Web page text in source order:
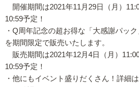
開催期間は2021年11月29日（月）
10:59予定！
・Q周年記念の超お得な「大感謝パック
を期間限定で販売いたします。
販売期間は2021年12月4日（月）11:00
10:59予定！
・他にもイベント盛りだくさん！詳細